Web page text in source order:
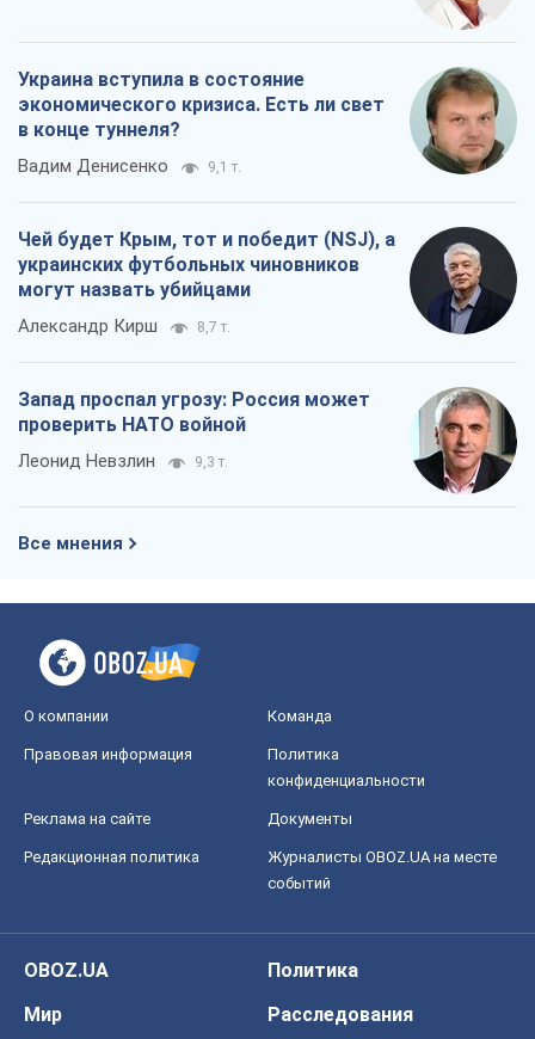
Украина вступила в состояние
экономического кризиса. Есть ли свет
в конце туннеля?
Вадим Денисенко 9,1 т.
Чей будет Крым, тот и победит (NSJ), а
украинских футбольных чиновников
могут назвать убийцами
Александр Кирш 8,7 т.
Запад проспал угрозу: Россия может
проверить НАТО войной
Леонид Невзлин 9,3 т.
Все мнения
О компании Команда
Правовая информация
Политика
конфиденциальности
Реклама на сайте Документы
Редакционная политика
Журналисты OBOZ.UA на месте
событий
OBOZ.UA
Политика
Мир
Расследования